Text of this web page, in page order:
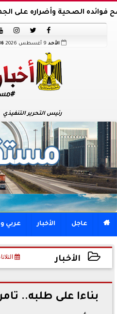
الصحية وأضراره على الجهاز



الأحد
رئيس التحرير التنفيذي
 عاجل الأخبار عربي
الأخبار الثلاثاء، 22
2025-07-22 18:38:36
بناءا على طلبه..